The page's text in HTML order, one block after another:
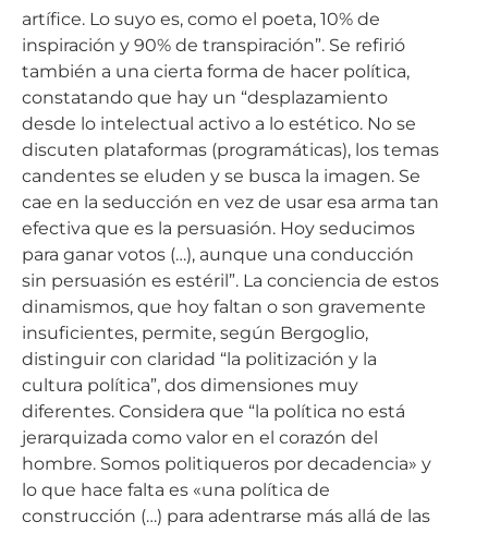
artífice. Lo suyo es, como el poeta, 10% de
inspiración y 90% de transpiración”. Se refirió
también a una cierta forma de hacer política,
constatando que hay un “desplazamiento
desde lo intelectual activo a lo estético. No se
discuten plataformas (programáticas), los temas
candentes se eluden y se busca la imagen. Se
cae en la seducción en vez de usar esa arma tan
efectiva que es la persuasión. Hoy seducimos
para ganar votos (…), aunque una conducción
sin persuasión es estéril”. La conciencia de estos
dinamismos, que hoy faltan o son gravemente
insuficientes, permite, según Bergoglio,
distinguir con claridad “la politización y la
cultura política”, dos dimensiones muy
diferentes. Considera que “la política no está
jerarquizada como valor en el corazón del
hombre. Somos politiqueros por decadencia» y
lo que hace falta es «una política de
construcción (…) para adentrarse más allá de las